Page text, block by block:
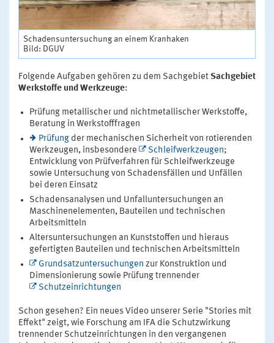
Schadensuntersuchung an einem Kranhaken
Bild: DGUV
Folgende Aufgaben gehören zu dem Sachgebiet Sachgebiet
Werkstoffe und Werkzeuge:
Prüfung metallischer und nichtmetallischer Werkstoffe,
Beratung in Werkstofffragen
Prüfungder mechanischen Sicherheit von rotierenden
Werkzeugen, insbesondere
Schleifwerkzeugen;
Entwicklung von Prüfverfahren für Schleifwerkzeuge
sowie Untersuchung von Schadensfällen und Unfällen
bei deren Einsatz
Schadensanalysen und Unfalluntersuchungen an
Maschinenelementen, Bauteilen und technischen
Arbeitsmitteln
Altersuntersuchungen an Kunststoffen und hieraus
gefertigten Bauteilen und technischen Arbeitsmitteln
Grundsatzuntersuchungen zur Konstruktion und
Dimensionierung sowie Prüfung trennender
Schutzeinrichtungen
Schon gesehen? Ein neues Video unserer Serie "Stories mit
Effekt" zeigt, wie Forschung am IFA die Schutzwirkung
trennender Schutzeinrichtungen in den vergangenen